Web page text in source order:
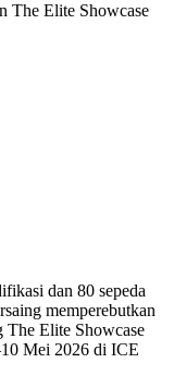
The Elite Showcase
dan 80 sepeda
memperebutkan
The Elite Showcase
Mei 2026 di ICE